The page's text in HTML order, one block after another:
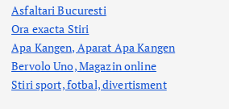
Asfaltari Bucuresti
Ora exacta Stiri
Apa Kangen, Aparat Apa Kangen
Bervolo Uno, Magazin online
Stiri sport, fotbal,divertisment